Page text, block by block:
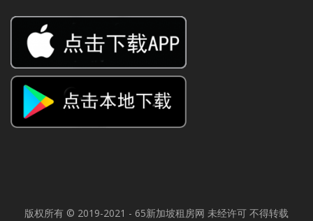
版权所有 © 2019-2021 - 65新加坡租房网 未经许可 不得转载